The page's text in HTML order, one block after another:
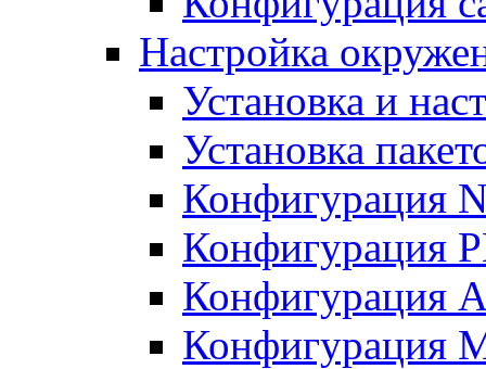
Настройка
Установка и
Установка
Конфигурация
Конфигурация
Конфигурация
Конфигурация